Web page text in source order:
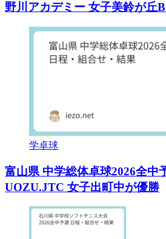
野川アカデミー 女子美鈴が丘
学卓球
富山県 中学総体卓球2026全中
UOZU.JTC 女子出町中が優勝